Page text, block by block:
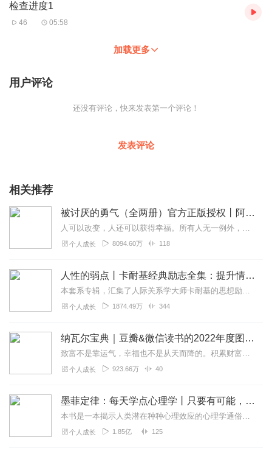
检查进度1
46 05:58
加载更多
用户评论
还没有评论，快来发表第一个评论！
发表评论
相关推荐
被讨厌的勇气（全两册）官方正版授权丨阿德勒心理学畅销经典｜幸福的勇气
人可以改变，人还可以获得幸福。所有人无一例外，都能如此。——阿德勒心理学一名深陷自卑、无能与不幸福的青年，听到了一名哲人主张的“世界无比单纯，人人都能幸福”便来...
个人成长 8094.60万 118
人性的弱点丨卡耐基经典励志全集：提升情商和沟通技巧
本套系专辑，汇集了人际关系学大师卡耐基的思想励志精华，收录《人性的弱点》《人性的优点》《语言的突破》《美好的人生》《快乐的人生》等所有经典！是卡耐基的经典合辑，...
个人成长 1874.49万 344
纳瓦尔宝典｜豆瓣&微信读书的2022年度图书|从白手起家到财务自由
致富不是靠运气，幸福也不是从天而降的。积累财富和幸福生活是我们可以学习的技能。这本书收集整理了硅谷投资人纳瓦尔在过去十年里通过推特、播客和采访等方式分享的人生智...
个人成长 923.66万 40
墨菲定律：每天学点心理学丨只要有可能，就一定会发生
本书是一本揭示人类潜在种种心理效应的心理学通俗读物，其中最有代表性的即“墨菲定律”。与此同时，从自我认知、经济管理等方面入手，作者引出了数十条对现代人工作和生活...
个人成长 1.85亿 125